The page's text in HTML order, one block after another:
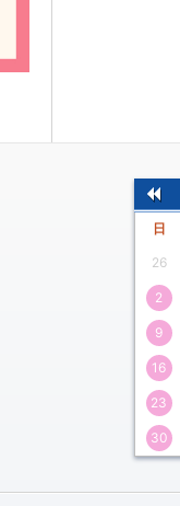
前
の
月
日
26
2
9
16
23
30